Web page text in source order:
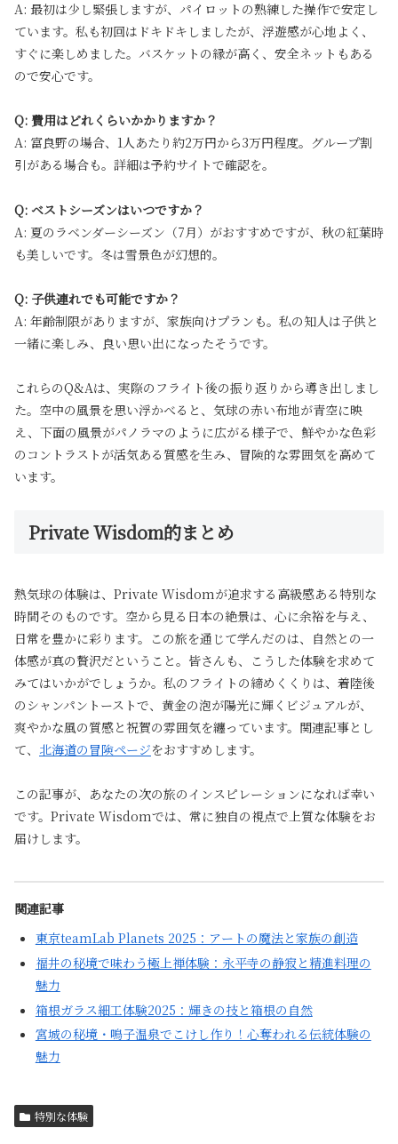
A: 最初は少し緊張しますが、パイロットの熟練した操作で安定し
ています。私も初回はドキドキしましたが、浮遊感が心地よく、
すぐに楽しめました。バスケットの縁が高く、安全ネットもある
ので安心です。
Q: 費用はどれくらいかかりますか？
A: 富良野の場合、1人あたり約2万円から3万円程度。グループ割
引がある場合も。詳細は予約サイトで確認を。
Q: ベストシーズンはいつですか？
A: 夏のラベンダーシーズン（7月）がおすすめですが、秋の紅葉時
も美しいです。冬は雪景色が幻想的。
Q: 子供連れでも可能ですか？
A: 年齢制限がありますが、家族向けプランも。私の知人は子供と
一緒に楽しみ、良い思い出になったそうです。
これらのQ&Aは、実際のフライト後の振り返りから導き出しまし
た。空中の風景を思い浮かべると、気球の赤い布地が青空に映
え、下面の風景がパノラマのように広がる様子で、鮮やかな色彩
のコントラストが活気ある質感を生み、冒険的な雰囲気を高めて
います。
Private Wisdom的まとめ
熱気球の体験は、Private Wisdomが追求する高級感ある特別な
時間そのものです。空から見る日本の絶景は、心に余裕を与え、
日常を豊かに彩ります。この旅を通じて学んだのは、自然との一
体感が真の贅沢だということ。皆さんも、こうした体験を求めて
みてはいかがでしょうか。私のフライトの締めくくりは、着陸後
のシャンパントーストで、黄金の泡が陽光に輝くビジュアルが、
爽やかな風の質感と祝賀の雰囲気を纏っています。関連記事とし
て、 北海道の冒険ページをおすすめします。
この記事が、あなたの次の旅のインスピレーションになれば幸い
です。Private Wisdomでは、常に独自の視点で上質な体験をお
届けします。
関連記事
東京teamLab Planets 2025：アートの魔法と家族の創造
福井の秘境で味わう極上禅体験：永平寺の静寂と精進料理の
魅力
箱根ガラス細工体験2025：輝きの技と箱根の自然
宮城の秘境・鳴子温泉でこけし作り！心奪われる伝統体験の
魅力
特別な体験